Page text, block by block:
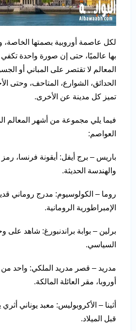
لكل عاصمة أوروبية بصمتها الخاصة،
بها عالميًا، حتى إن صورة واحدة تكفي
المعالم لا تقتصر على المباني أو
الحدائق، الشوارع، المتاحف، وحتى
تميز كل مدينة عن الأخرى.
فيما يلي مجموعة من أشهر المعالم
العواصم:
باريس – برج أيفل: أيقونة فرنسا، رمز
والهندسة الحديثة.
روما – الكولوسيوم: مدرج روماني
الإمبراطورية الرومانية.
برلين – بوابة براندنبورغ: شاهد على
السياسي.
مدريد – قصر مدريد الملكي: واحد
أوروبا، مقر العائلة المالكة.
أثينا – الأكروبوليس: معبد يوناني
قبل الميلاد.